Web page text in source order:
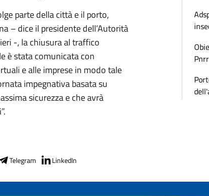
parte della città e il porto,
– dice il presidente dell’Autorità
-, la chiusura al traffico
è stata comunicata con
e alle imprese in modo tale
impegnativa basata su
sicurezza e che avrà
Telegram LinkedIn
Pnrr